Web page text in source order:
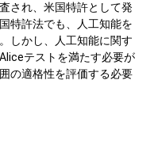
され、米国特許として発
特許法でも、人工知能を
しかし、人工知能に関す
テストを満たす必要が
の適格性を評価する必要